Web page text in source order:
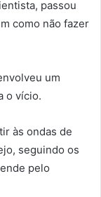
passou
como não fazer
um
o vício.
às ondas de
seguindo os
pelo